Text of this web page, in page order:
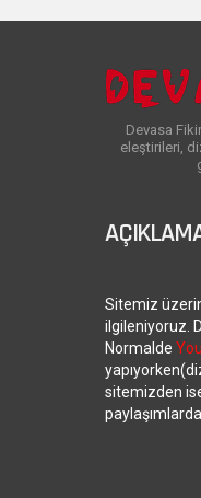
Devasa
eleştirileri,
Sitemiz
ilgileniyoruz.
Normalde
sitemizden